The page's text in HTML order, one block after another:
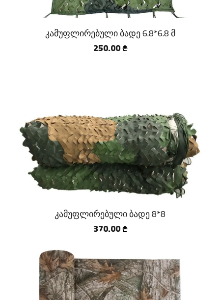
კამუფლირებული ბადე 6.8*6.8 მ
250.00 ₾
კამუფლირებული ბადე 8*8
370.00 ₾